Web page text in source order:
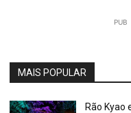
PUB
MAIS POPULAR
Rão Kyao